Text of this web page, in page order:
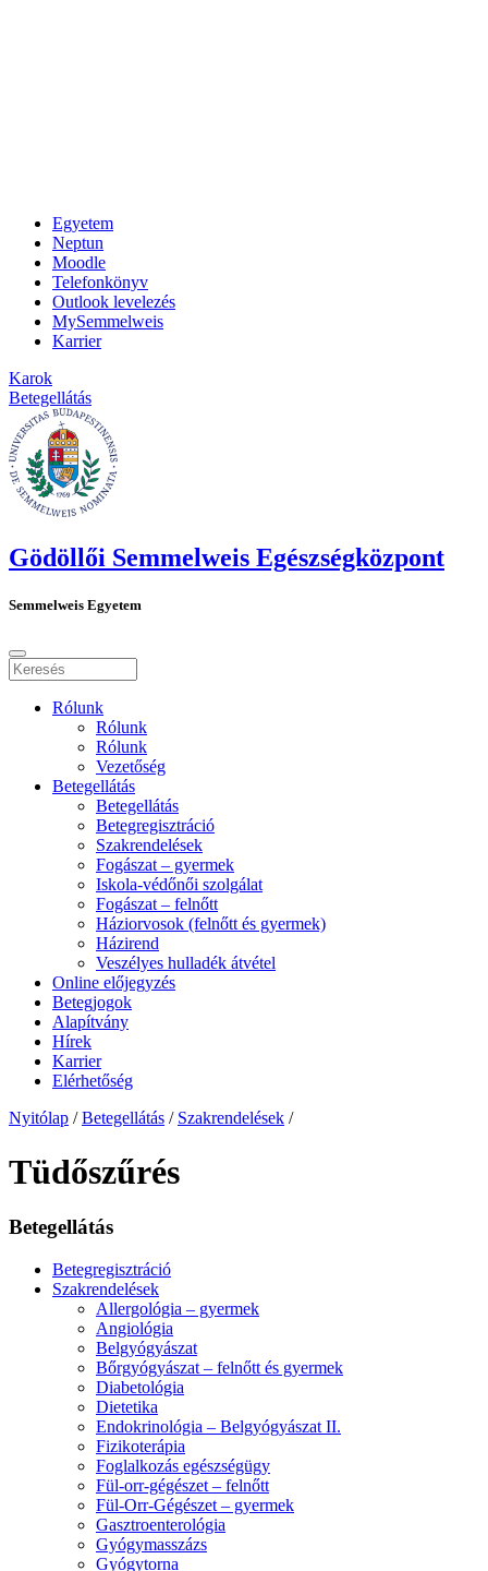
Egyetem
Neptun
Moodle
Telefonkönyv
Outlook levelezés
MySemmelweis
Karrier
Karok
Betegellátás
Gödöllői Semmelweis Egészségközpont
Semmelweis Egyetem
Rólunk
Rólunk
Rólunk
Vezetőség
Betegellátás
Betegellátás
Betegregisztráció
Szakrendelések
Fogászat – gyermek
Iskola-védőnői szolgálat
Fogászat – felnőtt
Háziorvosok (felnőtt és gyermek)
Házirend
Veszélyes hulladék átvétel
Online előjegyzés
Betegjogok
Alapítvány
Hírek
Karrier
Elérhetőség
Nyitólap / Betegellátás / Szakrendelések /
Tüdőszűrés
Betegellátás
Betegregisztráció
Szakrendelések
Allergológia – gyermek
Angiológia
Belgyógyászat
Bőrgyógyászat – felnőtt és gyermek
Diabetológia
Dietetika
Endokrinológia – Belgyógyászat II.
Fizikoterápia
Foglalkozás egészségügy
Fül-orr-gégészet – felnőtt
Fül-Orr-Gégészet – gyermek
Gasztroenterológia
Gyógymasszázs
Gyógytorna